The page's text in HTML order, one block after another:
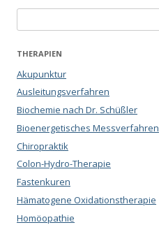
nach:
THERAPIEN
Akupunktur
Ausleitungsverfahren
Biochemie nach Dr. Schüßler
Bioenergetisches Messverfahren
Chiropraktik
Colon-Hydro-Therapie
Fastenkuren
Hämatogene Oxidationstherapie
Homöopathie